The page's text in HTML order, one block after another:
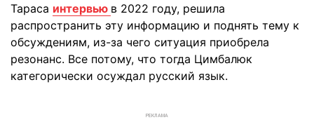
Тараса интервью в 2022 году, решила
распространить эту информацию и поднять тему к
обсуждениям, из-за чего ситуация приобрела
резонанс. Все потому, что тогда Цимбалюк
категорически осуждал русский язык.
РЕКЛАМА